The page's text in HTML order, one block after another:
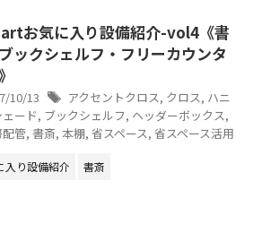
お気に入り設備紹介-vol4《書
ックシェルフ・フリーカウンタ
10/13 アクセントクロス, クロス, ハニ
ード, ブックシェルフ, ヘッダーボックス,
管, 書斎, 本棚, 省スペース, 省スペース活用
入り設備紹介 書斎